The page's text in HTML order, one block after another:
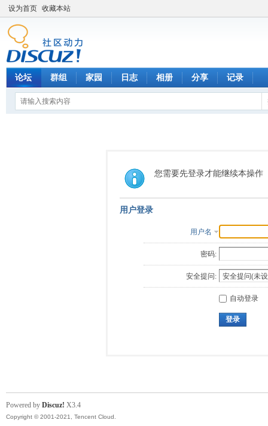
设为首页 收藏本站
论坛 群组 家园 日志 相册 分享 记录
您需要先登录才能继续本操作
用户登录
用户名
密码:
安全提问:
自动登录
登录
Powered by Discuz! X3.4
Copyright © 2001-2021, Tencent Cloud.